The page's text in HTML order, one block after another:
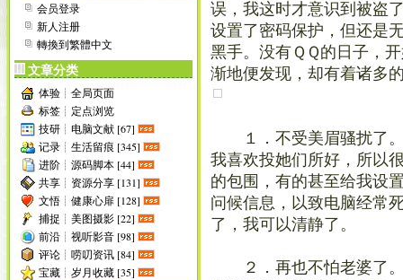
误，我这时才意识到被盗
设置了密码保护，但还是
黑手。没有ＱＱ的日子，
渐地便发现，却有着诸多
１．不受美眉骚扰了。
我喜欢投她们所好，所以
的包围，有的甚至给我设
问候信息，以致电脑经常
了，我可以清静了。
２．再也不怕老婆了。
会员登录
新人注册
轉換到繁體中文
文章分类
体验┊全局页面
标签┊定点浏览
技研┊电脑文献 [67]
记录┊生活留痕 [345]
进阶┊源码脚本 [44]
共享┊资源分享 [131]
文悟┊健康心扉 [128]
捕捉┊美图摄影 [22]
前沿┊视听影音 [98]
评论┊唠叨资讯 [84]
宝藏┊岁月收藏 [35]